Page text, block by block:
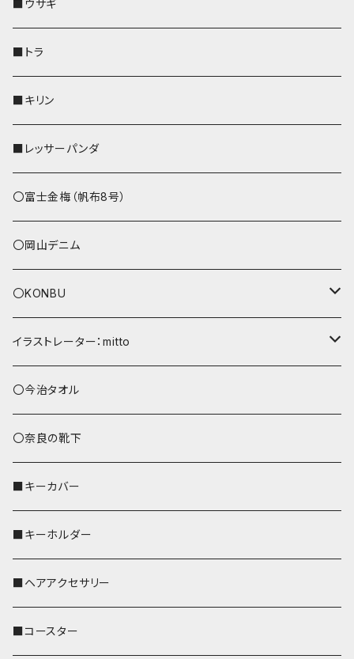
その他
その他
靴下・ミニタオル
財布
その他
その他
財布
その他
リール付きストラップ
リールのみ
ストラップ付
財布
キーケース
ペンホルダー
AppleWatchバンド
L字ファスナー財布
その他
Apple Watchバンド
■ウサギ
■トラ
■キリン
■レッサーパンダ
〇富士金梅（帆布8号）
〇岡山デニム
〇KONBU
ショルダーバッグ
あずまバッグ
トートバッグ（L）
バッグインバッグ
イラストレーター：mitto
シマエナガ
ハシビロコウ
オカメインコ
歌うオカメちゃん
おかめ３兄弟
セキセイインコ
文鳥
鹿
〇今治タオル
〇奈良の靴下
■キーカバー
■キーホルダー
■ヘアアクセサリー
■コースター